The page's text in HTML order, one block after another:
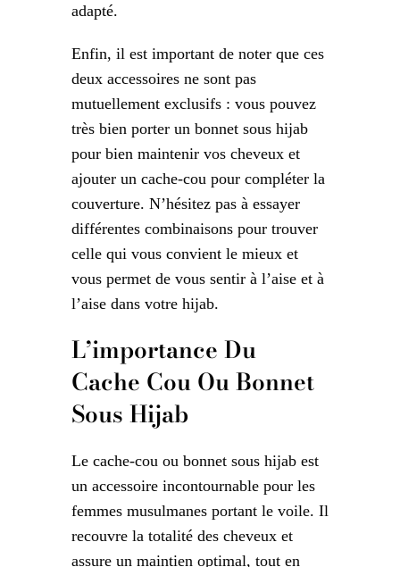
adapté.
Enfin, il est important de noter que ces
deux accessoires ne sont pas
mutuellement exclusifs : vous pouvez
très bien porter un bonnet sous hijab
pour bien maintenir vos cheveux et
ajouter un cache-cou pour compléter la
couverture. N’hésitez pas à essayer
différentes combinaisons pour trouver
celle qui vous convient le mieux et
vous permet de vous sentir à l’aise et à
l’aise dans votre hijab.
L’importance Du
Cache Cou Ou Bonnet
Sous Hijab
Le cache-cou ou bonnet sous hijab est
un accessoire incontournable pour les
femmes musulmanes portant le voile. Il
recouvre la totalité des cheveux et
assure un maintien optimal, tout en